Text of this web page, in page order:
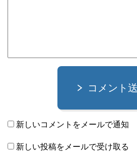
コメント
新しいコメントをメールで通知
新しい投稿をメールで受け取る